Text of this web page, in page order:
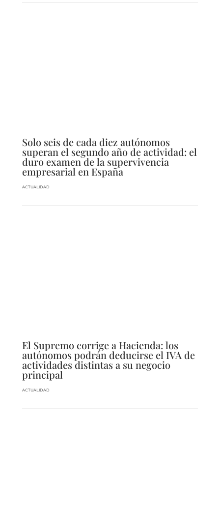
Solo seis de cada diez autónomos
superan el segundo año de actividad: el
duro examen de la supervivencia
empresarial en España
ACTUALIDAD
El Supremo corrige a Hacienda: los
autónomos podrán deducirse el IVA de
actividades distintas a su negocio
principal
ACTUALIDAD